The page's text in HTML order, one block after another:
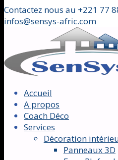
Contactez nous au +221 77
infos@sensys-afric.com
Accueil
A propos
Coach Déco
Services
Décoration
Panneaux 3D